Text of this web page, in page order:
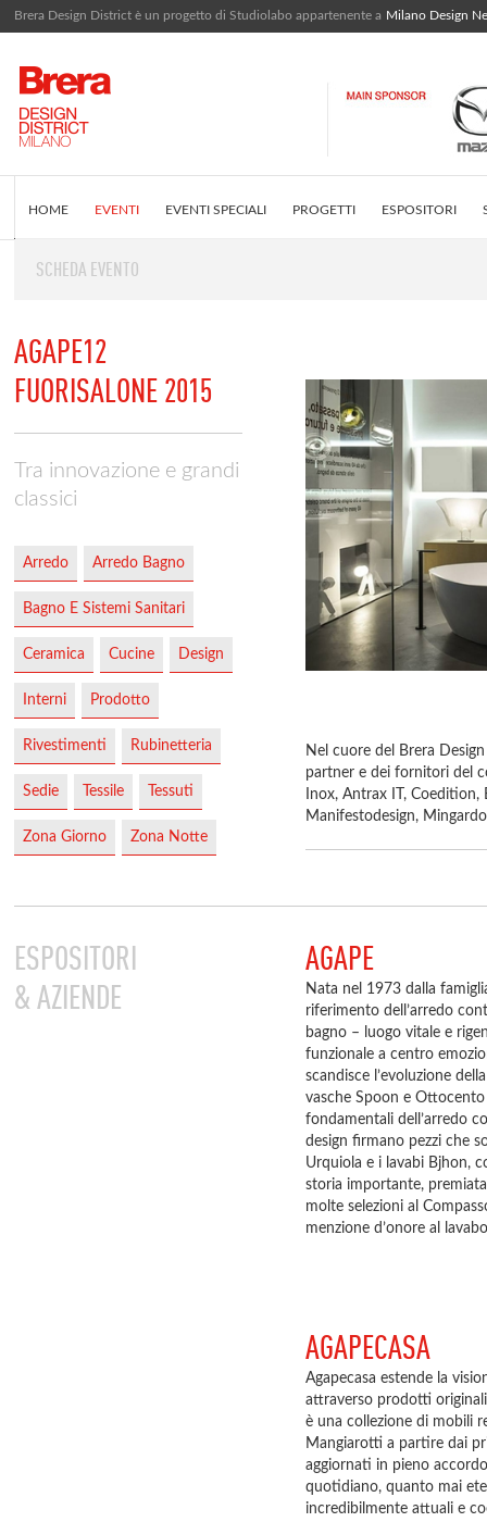
Brera Design District è un progetto di Studiolabo appartenente a Milano Design
HOME EVENTI EVENTI SPECIALI PROGETTI ESPOSITORI
EDITORIALE
SCHEDA EVENTO
AGAPE12
FUORISALONE 2015
Tra innovazione e grandi
classici
Arredo Arredo Bagno
Bagno E Sistemi Sanitari
Ceramica Cucine Design
Interni Prodotto
Rivestimenti Rubinetteria
Sedie Tessile Tessuti
Zona Giorno Zona Notte
Nel cuore del Brera
partner e dei fornitori del
Inox, Antrax IT,
Manifestodesign,
ESPOSITORI
& AZIENDE
AGAPE
Nata nel 1973 dalla
riferimento dell’arredo
bagno – luogo vitale e
funzionale a centro
scandisce l’evoluzione
vasche Spoon e
fondamentali dell’arredo
design firmano pezzi che
Urquiola e i lavabi Bjhon,
storia importante,
molte selezioni al
menzione d’onore al
AGAPECASA
Agapecasa estende la
attraverso prodotti
è una collezione di mobili
Mangiarotti a partire dai
aggiornati in pieno
quotidiano, quanto mai
incredibilmente attuali e